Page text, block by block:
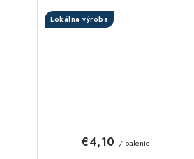
Lokálna výroba
€4,10 / balenie